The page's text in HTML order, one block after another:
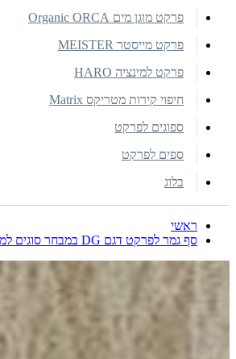
פרקט מוגן מים Organic ORCA
פרקט מייסטר MEISTER
פרקט למינציה HARO
חיפוי קירות מטריקס Matrix
ספוגים לפרקט
ספים לפרקט
בלוג
ראשי
סף גמר לפרקט דגם DG במבחר סוגים למחיר הזול בישראל חייגו